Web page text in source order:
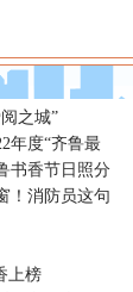
之城”
年度“齐鲁最
书香节日照分
！消防员这句
上榜